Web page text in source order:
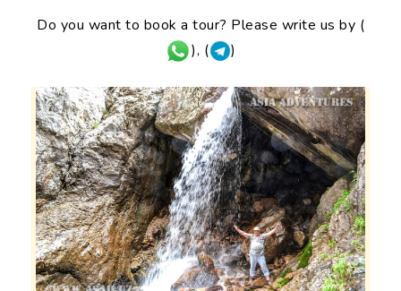
Do you want to book a tour? Please write us by (
), (
)